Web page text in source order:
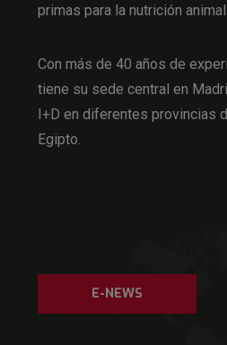
primas para la nutrición animal.
Con más de 40 años de
tiene su sede central en
I+D en diferentes provincias
Egipto.
E-NEWS